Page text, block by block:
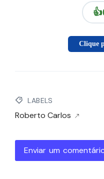
👍
Clique
LABELS
Roberto Carlos
Enviar um